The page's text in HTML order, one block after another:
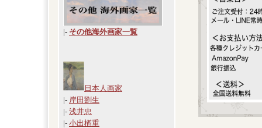
|- その他海外画家一覧
日本人画家
|- 岸田劉生
|- 浅井忠
|- 小出楢重